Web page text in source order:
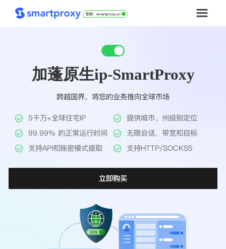
套餐购买
工具
帮助中心
加蓬原生ip-SmartProxy
跨越国界，将您的业务推向全球市场
5千万+全球住宅IP
提供城市、州级别定位
99.99% 的正常运行时间
无限会话、带宽和目标
支持API和账密模式提取
支持HTTP/SOCKS5
立即购买